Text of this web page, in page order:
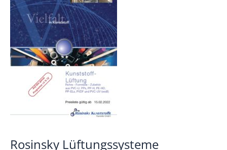
Rosinsky Lüftungssysteme